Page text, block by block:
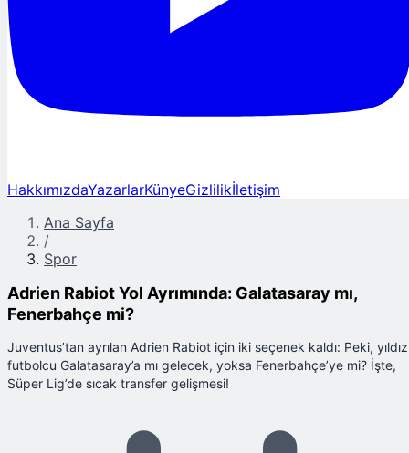
HakkımızdaYazarlarKünyeGizlilikİletişim
Ana Sayfa
/
Spor
Adrien Rabiot Yol Ayrımında: Galatasaray mı,
Fenerbahçe mi?
Juventus’tan ayrılan Adrien Rabiot için iki seçenek kaldı: Peki, yıldız
futbolcu Galatasaray’a mı gelecek, yoksa Fenerbahçe’ye mi? İşte,
Süper Lig’de sıcak transfer gelişmesi!